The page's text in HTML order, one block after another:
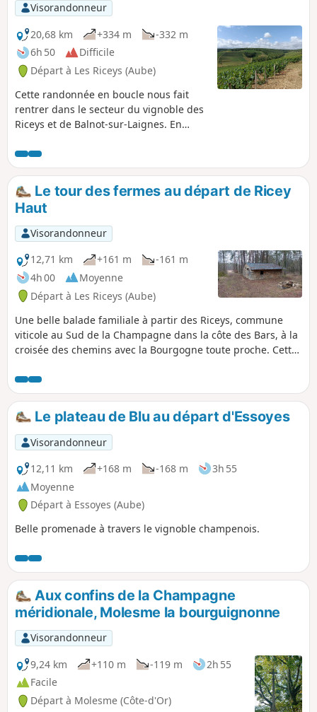
Visorandonneur
20,68 km
+334 m
-332 m
6h 50
Difficile
Départ à Les Riceys (Aube)
Cette randonnée en boucle nous fait
rentrer dans le secteur du vignoble des
Riceys et de Balnot-sur-Laignes. En
en remontant le cours de la Laignes et
emprunte le tracé de l'ancienne voie
ferrée du "tacot" qui à partir de 1901
reliait les Riceys-Polisot à Cunfin.
Le tour des fermes au départ de Ricey
Haut
Visorandonneur
12,71 km
+161 m
-161 m
4h 00
Moyenne
Départ à Les Riceys (Aube)
Une belle balade familiale à partir des Riceys, commune
viticole au Sud de la Champagne dans la côte des Bars, à la
croisée des chemins avec la Bourgogne toute proche. Cette
Rive et Ricey Haut. La commune bénéficie de trois
appellations et bénéficie du plus grand terroir classé
champagne.
Le plateau de Blu au départ d'Essoyes
Visorandonneur
12,11 km
+168 m -168 m
3h 55
Moyenne
Départ à Essoyes (Aube)
Belle promenade à travers le vignoble champenois.
Aux confins de la Champagne
méridionale, Molesme la bourguignonne
Visorandonneur
9,24 km
+110 m -119 m
2h 55
Facile
Départ à Molesme (Côte-d'Or)